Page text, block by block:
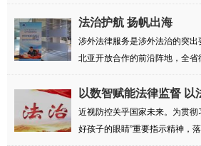
法治护航 扬帆出海
涉外法律服务是涉外法治的突
北亚开放合作的前沿阵地，全省
以数智赋能法律监督 以
近视防控关乎国家未来。为贯
好孩子的眼睛”重要指示精神，